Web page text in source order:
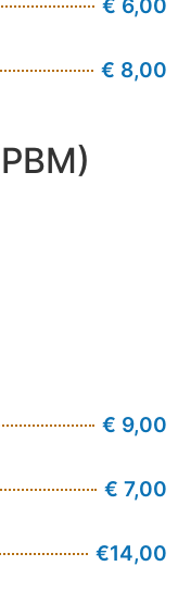
€ 6,00
€ 8,00
€ 9,00
€ 7,00
€14,00